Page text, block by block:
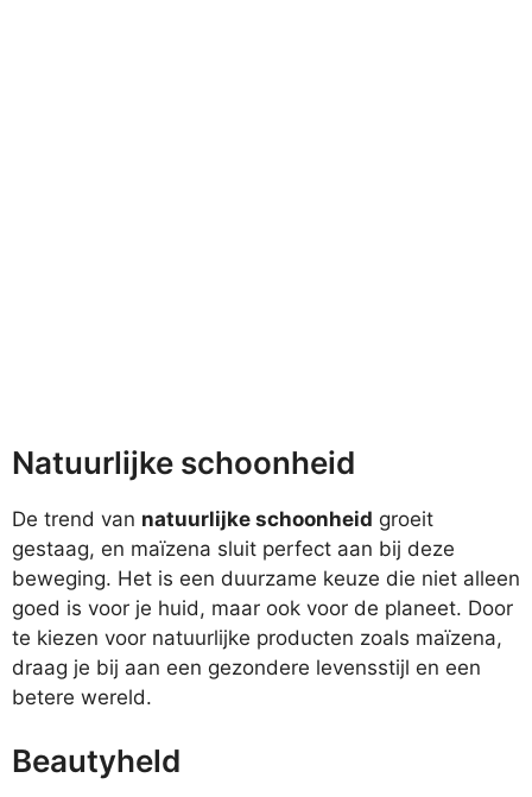
Natuurlijke schoonheid
De trend van natuurlijke schoonheid groeit
gestaag, en maïzena sluit perfect aan bij deze
beweging. Het is een duurzame keuze die niet alleen
goed is voor je huid, maar ook voor de planeet. Door
te kiezen voor natuurlijke producten zoals maïzena,
draag je bij aan een gezondere levensstijl en een
betere wereld.
Beautyheld